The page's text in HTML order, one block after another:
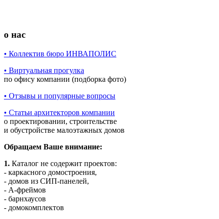
о нас
• Коллектив бюро ИНВАПОЛИС
• Виртуальная прогулка
по офису компании (подборка фото)
• Отзывы и популярные вопросы
• Статьи архитекторов компании
о проектировании, строительстве
и обустройстве малоэтажных домов
Обращаем Ваше внимание:
1. Каталог не содержит проектов:
- каркасного домостроения,
- домов из СИП-панелей,
- А-фреймов
- барнхаусов
- домокомплектов